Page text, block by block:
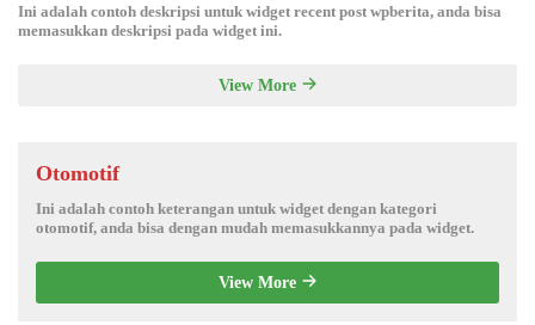
Ini adalah contoh deskripsi untuk widget recent post wpberita, anda bisa
memasukkan deskripsi pada widget ini.
View More
Otomotif
Ini adalah contoh keterangan untuk widget dengan kategori
otomotif, anda bisa dengan mudah memasukkannya pada widget.
View More